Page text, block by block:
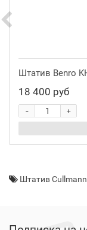
Штатив Benro
18 400 руб
+
-
Штатив